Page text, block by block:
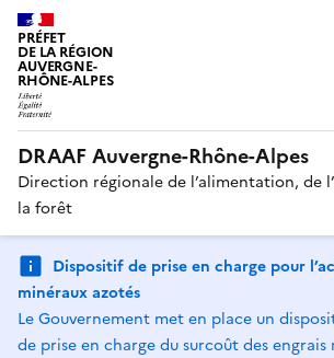
PRÉFET
DE LA RÉGION
AUVERGNE-
RHÔNE-ALPES
DRAAF Auvergne-Rhône-Alpes
Direction régionale de l’alimentation, de
la forêt
Dispositif de prise en charge pour
minéraux azotés
Le Gouvernement met en place un
de prise en charge du surcoût des engrais